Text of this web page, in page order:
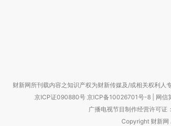
财新网所刊载内容之知识产权为财新传媒及/或相关权利人
京ICP证090880号 京ICP备10026701号-8 网信
广播电视节目制作经营许可证
Copyright 财新网